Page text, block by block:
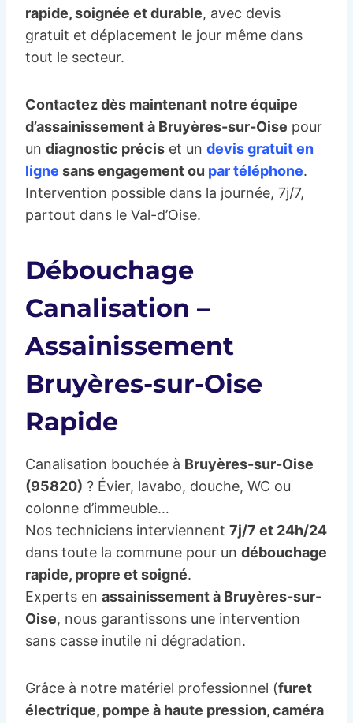
rapide, soignée et durable, avec devis
gratuit et déplacement le jour même dans
tout le secteur.
Contactez dès maintenant notre équipe
d’assainissement à Bruyères-sur-Oise pour
un diagnostic précis et un devis gratuit en
ligne sans engagement ou par téléphone.
Intervention possible dans la journée, 7j/7,
partout dans le Val-d’Oise.
Débouchage
Canalisation –
Assainissement
Bruyères-sur-Oise
Rapide
Canalisation bouchée à Bruyères-sur-Oise
(95820) ? Évier, lavabo, douche, WC ou
colonne d’immeuble…
Nos techniciens interviennent 7j/7 et 24h/24
dans toute la commune pour un débouchage
rapide, propre et soigné.
Experts en assainissement à Bruyères-sur-
Oise, nous garantissons une intervention
sans casse inutile ni dégradation.
Grâce à notre matériel professionnel (furet
électrique, pompe à haute pression, caméra